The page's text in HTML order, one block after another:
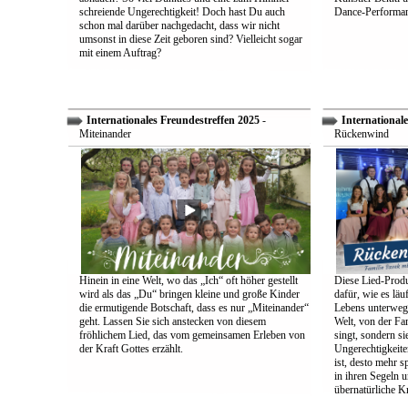
schreiende Ungerechtigkeit! Doch hast Du auch
schon mal darüber nachgedacht, dass wir nicht
umsonst in diese Zeit geboren sind? Vielleicht sogar
mit einem Auftrag?
Dance-
Internationales Freundestreffen 2025-
Miteinander
Hinein in eine Welt, wo das „Ich“ oft höher gestellt
wird als das „Du“ bringen kleine und große Kinder
die ermutigende Botschaft, dass es nur „Miteinander“
geht. Lassen Sie sich anstecken von diesem
fröhlichem Lied, das vom gemeinsamen Erleben von
der Kraft Gottes erzählt.
Rückenwind
Diese Lied-
dafür, wie es
Lebens
Welt, von der
singt, sondern
ist, desto mehr
in ihren Segeln
übernatürliche